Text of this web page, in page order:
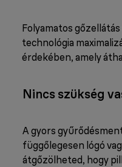
Folyamatos
technológia
érdekében, amely
Nincs szükség
A gyors
függőlegesen lógó
átgőzölheted, hogy